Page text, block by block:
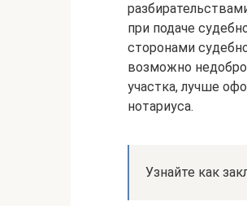
при подаче
сторонами
возможно
участка, лучше
нотариуса.
Узнайте как